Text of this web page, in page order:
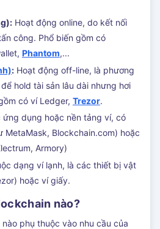
Hoạt động online, do kết nối
công. Phổ biến gồm có
Phantom,...
: Hoạt động off-line, là phương
hold tài sản lâu dài nhưng hơi
có ví Ledger, Trezor.
ứng dụng hoặc nền tảng ví, có
MetaMask, Blockchain.com) hoặc
Armory)
dạng ví lạnh, là các thiết bị vật
hoặc ví giấy.
nào?
phụ thuộc vào nhu cầu của